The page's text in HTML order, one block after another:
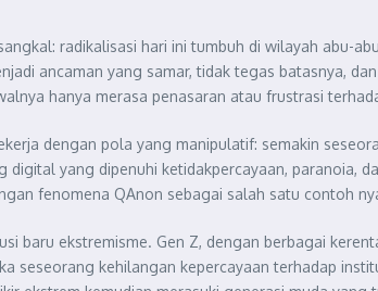
radikalisasi hari ini tumbuh di wilayah abu-
ancaman yang samar, tidak tegas batasnya,
hanya merasa penasaran atau frustrasi
dengan pola yang manipulatif: semakin
digital yang dipenuhi ketidakpercayaan,
fenomena QAnon sebagai salah satu contoh
baru ekstremisme. Gen Z, dengan berbagai
seseorang kehilangan kepercayaan terhadap